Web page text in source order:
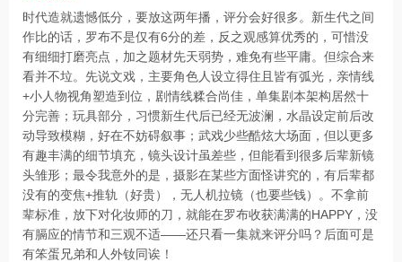
时代造就遗憾低分，要放这两年播，评分会好很多。新生代之间
作比的话，罗布不是仅有6分的差，反之观感算优秀的，可惜没
有细细打磨亮点，加之题材先天弱势，难免有些平庸。但综合来
看并不垃。先说文戏，主要角色人设立得住且皆有弧光，亲情线
+小人物视角塑造到位，剧情线糅合尚佳，单集剧本架构居然十
分完善；玩具部分，习惯新生代后已经无波澜，水晶设定前后改
动导致模糊，好在不妨碍叙事；武戏少些酷炫大场面，但以更多
有趣丰满的细节填充，镜头设计虽差些，但能看到很多后辈新镜
头雏形；最令我意外的是，摄影在某些方面怪讲究的，有后辈都
没有的变焦+推轨（好贵），无人机拉镜（也要些钱）。不拿前
辈标准，放下对化妆师的刀，就能在罗布收获满满的HAPPY，没
有膈应的情节和三观不适——还只看一集就来评分吗？后面可是
有笨蛋兄弟和人外钕同诶！